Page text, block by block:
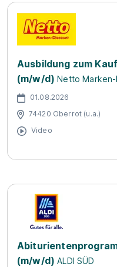
Ausbildung zum
(m/w/d) Netto Marken-
01.08.2026
74420 Oberrot (u.a.)
Video
(m/w/d) ALDI SÜD